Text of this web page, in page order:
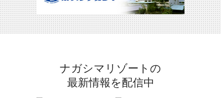
ナガシマリゾートの
最新情報を配信中